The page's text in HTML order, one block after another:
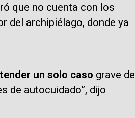
que no cuenta con los
del archipiélago, donde ya
un solo caso grave de
de autocuidado”, dijo